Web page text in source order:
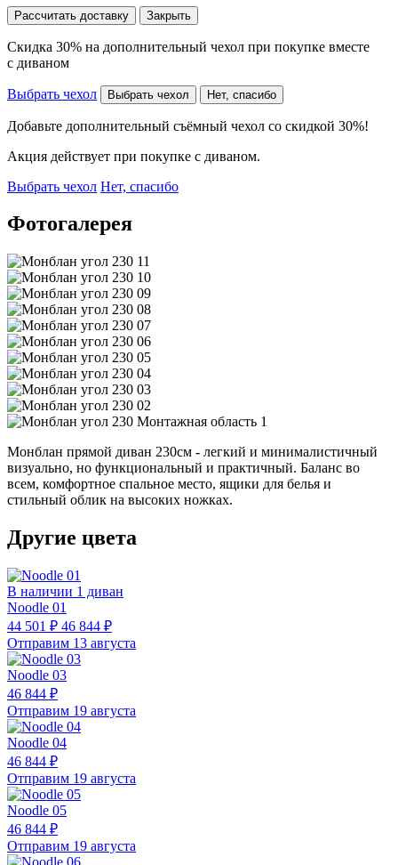
Рассчитать доставку Закрыть
Скидка 30% на дополнительный чехол при покупке вместе
с диваном
Выбрать чехол Выбрать чехол Нет, спасибо
Добавьте дополнительный съёмный чехол со скидкой 30%!
Акция действует при покупке с диваном.
Выбрать чехол Нет, спасибо
Фотогалерея
Монблан прямой диван 230см - легкий и минималистичный
визуально, но функциональный и практичный. Баланс во
всем, комфортное спальное место, ящики для белья и
стильный облик на высоких ножках.
Другие цвета
В наличии 1 диван
Noodle 01
44 501 ₽ 46 844 ₽
Отправим 13 августа
Noodle 03
46 844 ₽
Отправим 19 августа
Noodle 04
46 844 ₽
Отправим 19 августа
Noodle 05
46 844 ₽
Отправим 19 августа